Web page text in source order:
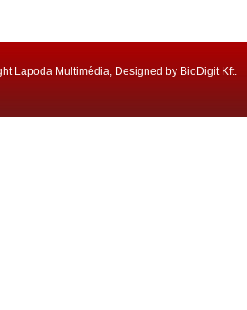
Lapoda Multimédia, Designed by BioDigit Kft.